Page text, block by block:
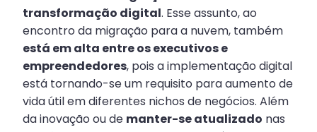
transformação digital. Esse assunto, ao
encontro da migração para a nuvem, também
está em alta entre os executivos e
empreendedores, pois a implementação digital
está tornando-se um requisito para aumento de
vida útil em diferentes nichos de negócios. Além
da inovação ou de manter-se atualizado nas